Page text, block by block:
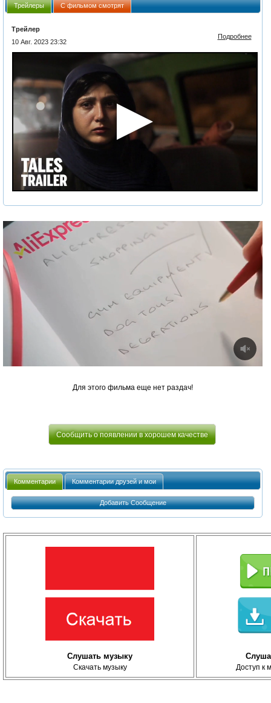
Трейлеры С фильмом смотрят
Трейлер
Подробнее
10 Авг. 2023 23:32
Для этого фильма еще нет раздач!
Сообщить о появлении в хорошем качестве
Комментарии Комментарии друзей и мои
Добавить Сообщение
Слушать музыку
Скачать музыку Доступ к